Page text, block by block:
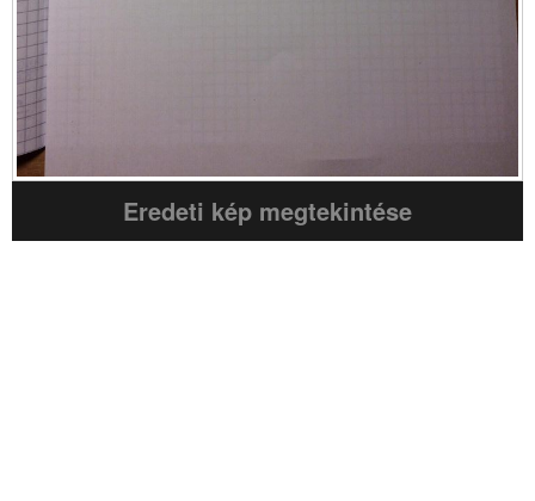
Eredeti kép megtekintése